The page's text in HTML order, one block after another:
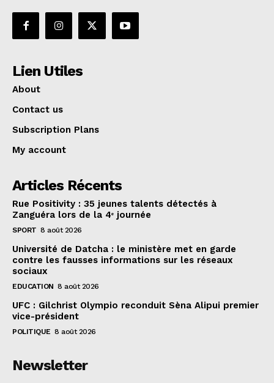
Lien Utiles
About
Contact us
Subscription Plans
My account
Articles Récents
Rue Positivity : 35 jeunes talents détectés à
Zanguéra lors de la 4ᵉ journée
SPORT 8 août 2026
Université de Datcha : le ministère met en garde
contre les fausses informations sur les réseaux
sociaux
EDUCATION 8 août 2026
UFC : Gilchrist Olympio reconduit Sèna Alipui premier
vice-président
POLITIQUE 8 août 2026
Newsletter